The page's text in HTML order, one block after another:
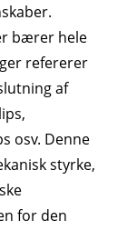
bærer hele
refererer
af
osv. Denne
styrke,
for den